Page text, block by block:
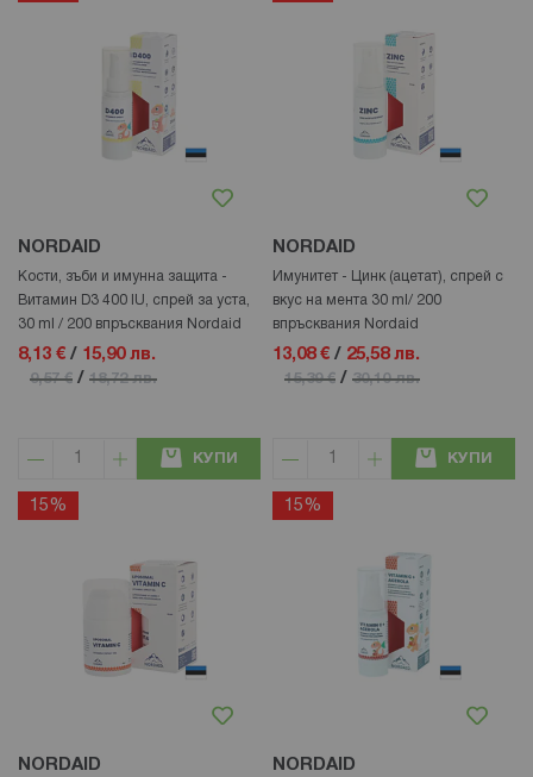
NORDAID
Кости, зъби и имунна защита -
Витамин D3 400 IU, спрей за уста,
30 ml / 200 впръсквания Nordaid
8,13 € / 15,90 лв.
9,57 € / 18,72 лв.
КУПИ
NORDAID
Имунитет - Цинк (ацетат), спрей с
вкус на мента 30 ml/ 200
впръсквания Nordaid
13,08 € / 25,58 лв.
15,39 € / 30,10 лв.
КУПИ
15%
NORDAID
15%
NORDAID